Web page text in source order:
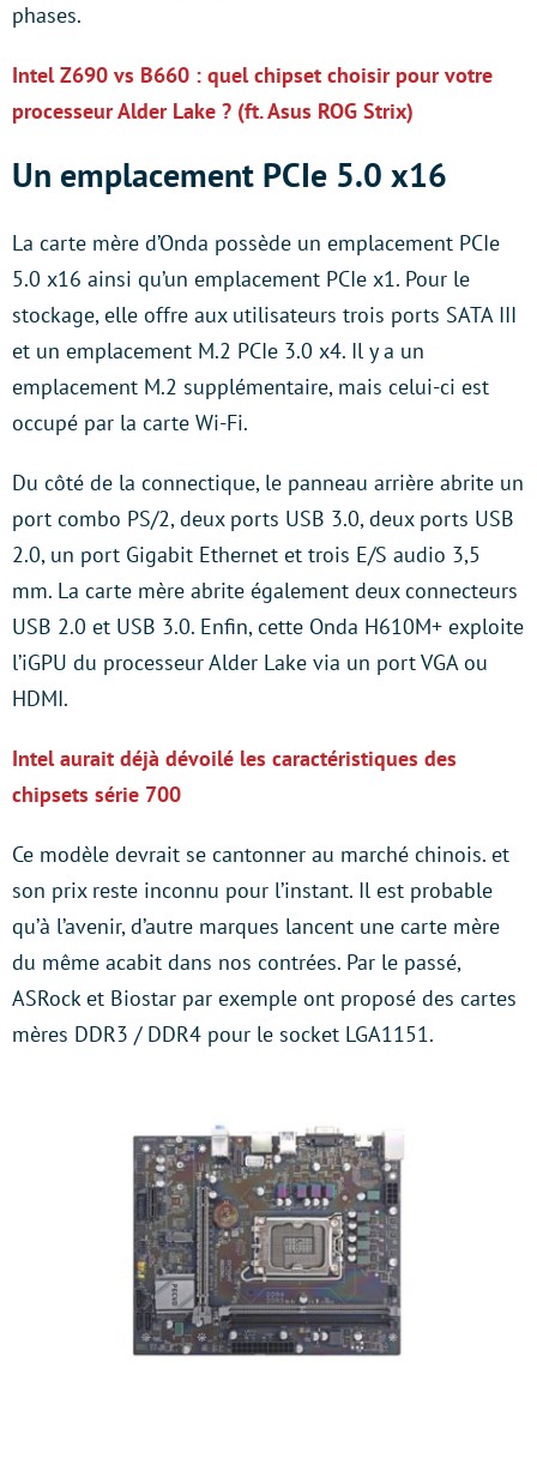
phases.
Intel Z690 vs B660 : quel chipset choisir pour votre
processeur Alder Lake ? (ft. Asus ROG Strix)
Un emplacement PCIe 5.0 x16
La carte mère d’Onda possède un emplacement PCIe
5.0 x16 ainsi qu’un emplacement PCIe x1. Pour le
stockage, elle offre aux utilisateurs trois ports SATA III
et un emplacement M.2 PCIe 3.0 x4. Il y a un
emplacement M.2 supplémentaire, mais celui-ci est
occupé par la carte Wi-Fi.
Du côté de la connectique, le panneau arrière abrite un
port combo PS/2, deux ports USB 3.0, deux ports USB
2.0, un port Gigabit Ethernet et trois E/S audio 3,5
mm. La carte mère abrite également deux connecteurs
USB 2.0 et USB 3.0. Enfin, cette Onda H610M+ exploite
l’iGPU du processeur Alder Lake via un port VGA ou
HDMI.
Intel aurait déjà dévoilé les caractéristiques des
chipsets série 700
Ce modèle devrait se cantonner au marché chinois. et
son prix reste inconnu pour l’instant. Il est probable
qu’à l’avenir, d’autre marques lancent une carte mère
du même acabit dans nos contrées. Par le passé,
ASRock et Biostar par exemple ont proposé des cartes
mères DDR3 / DDR4 pour le socket LGA1151.